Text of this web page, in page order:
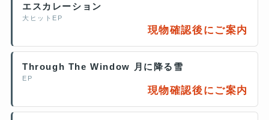
エスカレーション
大ヒットEP
現物確認後にご案内
Through The Window 月に降る雪
EP
現物確認後にご案内